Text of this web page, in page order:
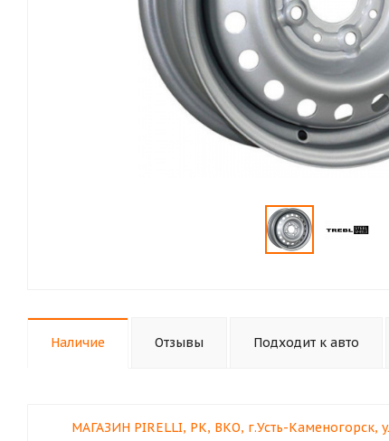
Наличие Отзывы Подходит к авто
МАГАЗИН PIRELLI, РК, ВКО, г.Усть-Каменогорск,